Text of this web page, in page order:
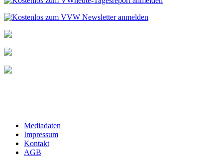
Mediadaten
Impressum
Kontakt
AGB